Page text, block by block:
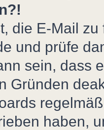
die E-Mail
und prüfe
sein, dass
Gründen
haben,